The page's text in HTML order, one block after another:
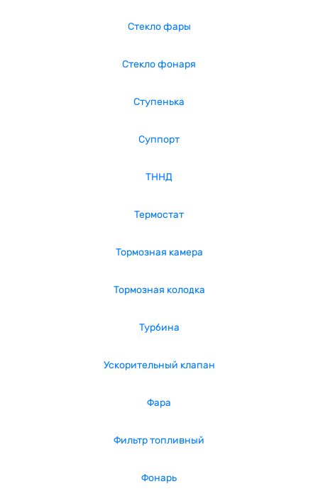
Стекло фары
Стекло фонаря
Ступенька
Суппорт
ТННД
Термостат
Тормозная камера
Тормозная колодка
Турбина
Ускорительный клапан
Фара
Фильтр топливный
Фонарь